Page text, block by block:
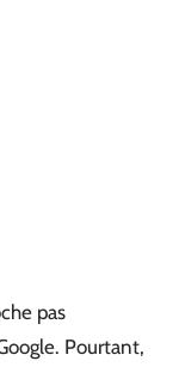
pas
Pourtant,